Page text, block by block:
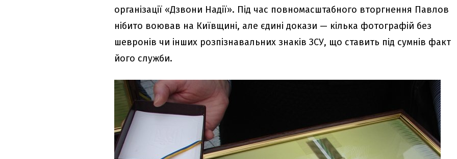
організації «Дзвони Надії». Під час повномасштабного вторгнення Павлов
нібито воював на Київщині, але єдині докази — кілька фотографій без
шевронів чи інших розпізнавальних знаків ЗСУ, що ставить під сумнів факт
його служби.